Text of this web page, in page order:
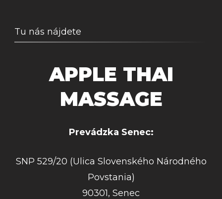
Tu nás nájdete
APPLE THAI
MASSAGE
Prevádzka Senec:
SNP 529/20 (Ulica Slovenského Národného
Povstania)
90301, Senec